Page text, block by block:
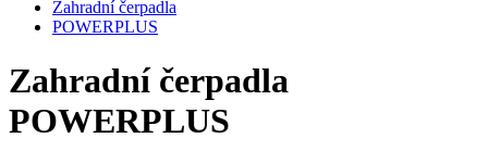
Zahradní čerpadla
POWERPLUS
Zahradní čerpadla
POWERPLUS